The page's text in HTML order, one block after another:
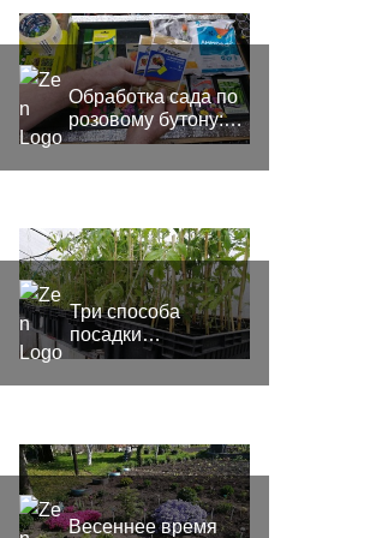
Обработка сада по
розовому бутону:
защищаем будущий
Три способа
посадки
вытянувшихся
Весеннее время